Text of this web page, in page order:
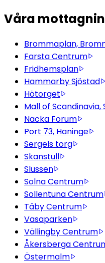
Våra
Brommaplan,
Farsta Centrum
Fridhemsplan
Hammarby Sjöstad
Hötorget
Mall of Scandinavia,
Nacka Forum
Port 73, Haninge
Sergels torg
Skanstull
Slussen
Solna Centrum
Sollentuna Centrum
Täby Centrum
Vasaparken
Vällingby Centrum
Åkersberga
Östermalm